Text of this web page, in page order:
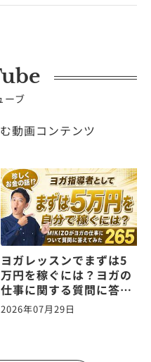
ーブ
動画コンテンツ
ヨガレッスンでまずは5
万円を稼ぐには？ヨガの
仕事に関する質問に答え
ます！vol.265
2026年07月29日